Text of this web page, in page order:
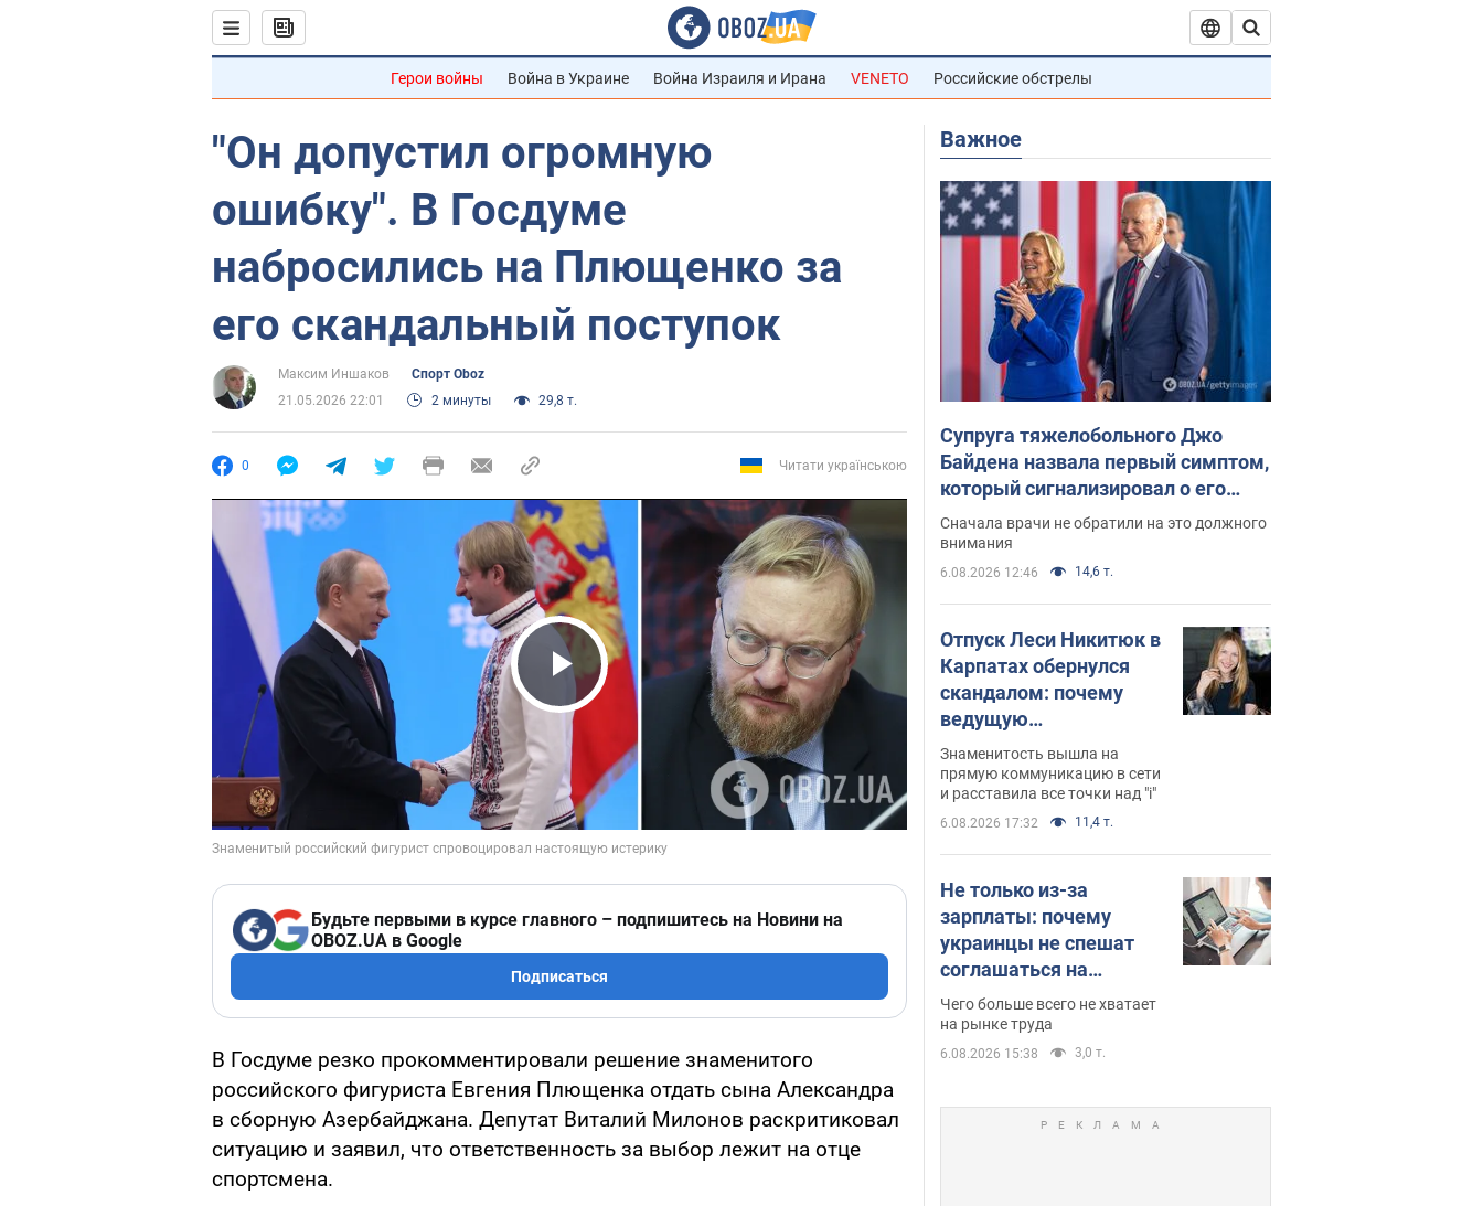
Герои войны Война в Украине Война Израиля и Ирана VENETO Российские обстрелы
"Он допустил огромную
ошибку". В Госдуме
набросились на Плющенко за
его скандальный поступок
Максим Иншаков
Спорт Oboz
21.05.2026 22:01
2 минуты 29,8 т.
0 Читати українською
Play Video
Будьте первыми в курсе главного – подпишитесь на Новини на
OBOZ.UA в Google
Подписаться
В Госдуме резко прокомментировали решение знаменитого
российского фигуриста Евгения Плющенка отдать сына Александра
в сборную Азербайджана. Депутат Виталий Милонов раскритиковал
ситуацию и заявил, что ответственность за выбор лежит на отце
спортсмена.
Важное
Супруга тяжелобольного Джо
Байдена назвала первый симптом,
который сигнализировал о его
"агрессивном" раке
Сначала врачи не обратили на это должного
внимания
6.08.2026 12:46 14,6 т.
Отпуск Леси Никитюк в
Карпатах обернулся
скандалом: почему
ведущую
несправедливо
захейтили
Знаменитость вышла на
прямую коммуникацию в сети
и расставила все точки над "i"
6.08.2026 17:32 11,4 т.
Не только из-за
зарплаты: почему
украинцы не спешат
соглашаться на
вакансии
Чего больше всего не хватает
на рынке труда
6.08.2026 15:38 3,0 т.